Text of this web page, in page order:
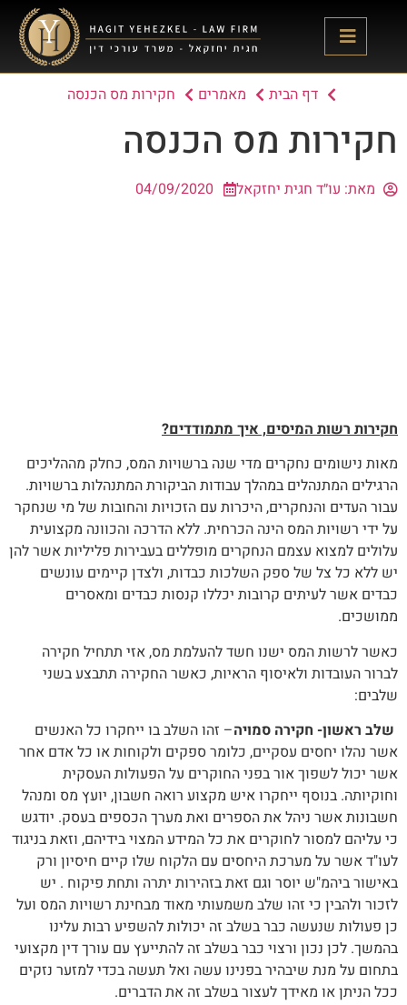
דף הבית מאמרים חקירות מס הכנסה
חקירות מס הכנסה
מאת: עו״ד חגית יחזקאל 04/09/2020
חקירות רשות המיסים, איך מתמודדים?
מאות נישומים נחקרים מדי שנה ברשויות המס, כחלק מההליכים
הרגילים המתנהלים במהלך עבודות הביקורת המתנהלות ברשויות.
עבור העדים והנחקרים, היכרות עם הזכויות והחובות של מי שנחקר
על ידי רשויות המס הינה הכרחית. ללא הדרכה והכוונה מקצועית
עלולים למצוא עצמם הנחקרים מופללים בעבירות פליליות אשר להן
יש ללא כל צל של ספק השלכות כבדות, ולצדן קיימים עונשים
כבדים אשר לעיתים קרובות יכללו קנסות כבדים ומאסרים
ממושכים.
כאשר לרשות המס ישנו חשד להעלמת מס, אזי תתחיל חקירה
לברור העובדות ולאיסוף הראיות, כאשר החקירה תתבצע בשני
שלבים:
שלב ראשון- חקירה סמויה– זהו השלב בו ייחקרו כל האנשים
אשר נהלו יחסים עסקיים, כלומר ספקים ולקוחות או כל אדם אחר
אשר יכול לשפוך אור בפני החוקרים על הפעולות העסקית
וחוקיותה. בנוסף ייחקרו איש מקצוע רואה חשבון, יועץ מס ומנהל
חשבונות אשר ניהל את הספרים ואת מערך הכספים בעסק. יודגש
כי עליהם למסור לחוקרים את כל המידע המצוי בידיהם, וזאת בניגוד
לעו"ד אשר על מערכת היחסים עם הלקוח שלו קיים חיסיון ורק
באישור ביהמ"ש יוסר וגם זאת בזהירות יתרה ותחת פיקוח . יש
לזכור ולהבין כי זהו שלב משמעותי מאוד מבחינת רשויות המס ועל
כן פעולות שנעשה כבר בשלב זה יכולות להשפיע רבות עלינו
בהמשך. לכן נכון ורצוי כבר בשלב זה להתייעץ עם עורך דין מקצועי
בתחום על מנת שיבהיר בפנינו עשה ואל תעשה בכדי למזער נזקים
ככל הניתן או מאידך לעצור בשלב זה את הדברים.